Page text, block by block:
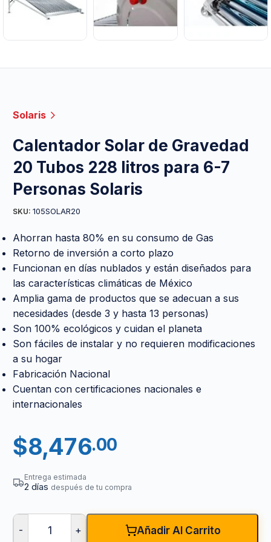
Solaris
Calentador Solar de Gravedad
20 Tubos 228 litros para 6-7
Personas Solaris
SKU: 105SOLAR20
Ahorran hasta 80% en su consumo de Gas
Retorno de inversión a corto plazo
Funcionan en días nublados y están diseñados para
las características climáticas de México
Amplia gama de productos que se adecuan a sus
necesidades (desde 3 y hasta 13 personas)
Son 100% ecológicos y cuidan el planeta
Son fáciles de instalar y no requieren modificaciones
a su hogar
Fabricación Nacional
Cuentan con certificaciones nacionales e
internacionales
$8,476.00
Entrega estimada
2 días después de tu compra
- + Añadir Al Carrito